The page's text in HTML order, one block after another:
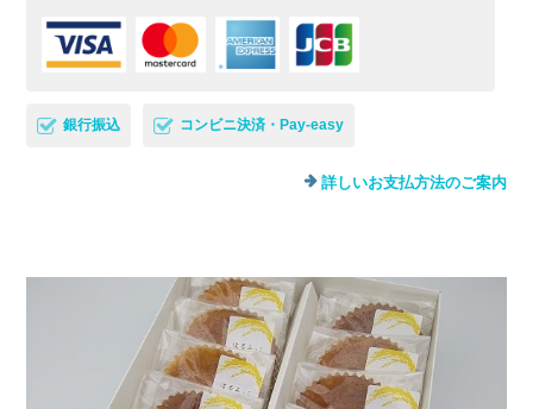
銀行振込 コンビニ決済・Pay-easy
詳しいお支払方法のご案内